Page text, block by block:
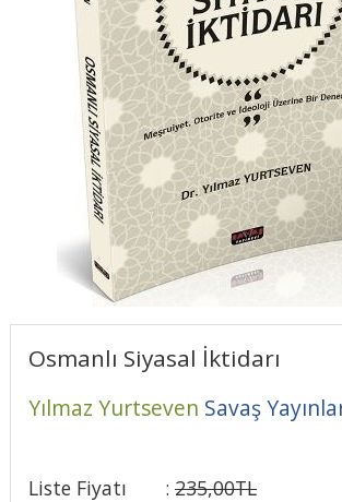
Osmanlı Siyasal İktidarı
Yılmaz Yurtseven Savaş
Liste Fiyatı : 235,00TL